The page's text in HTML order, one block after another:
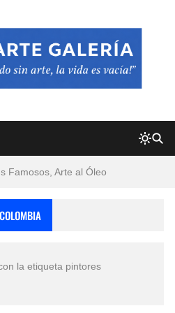
Famosos, Arte al Óleo
la etiqueta pintores